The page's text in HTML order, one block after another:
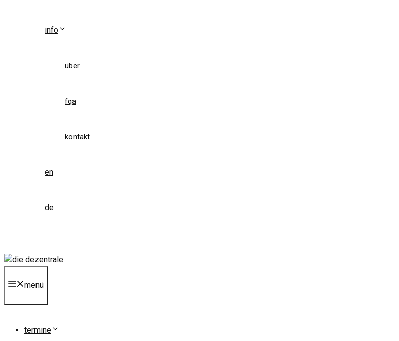
info
über
fqa
kontakt
en
de
menü
termine